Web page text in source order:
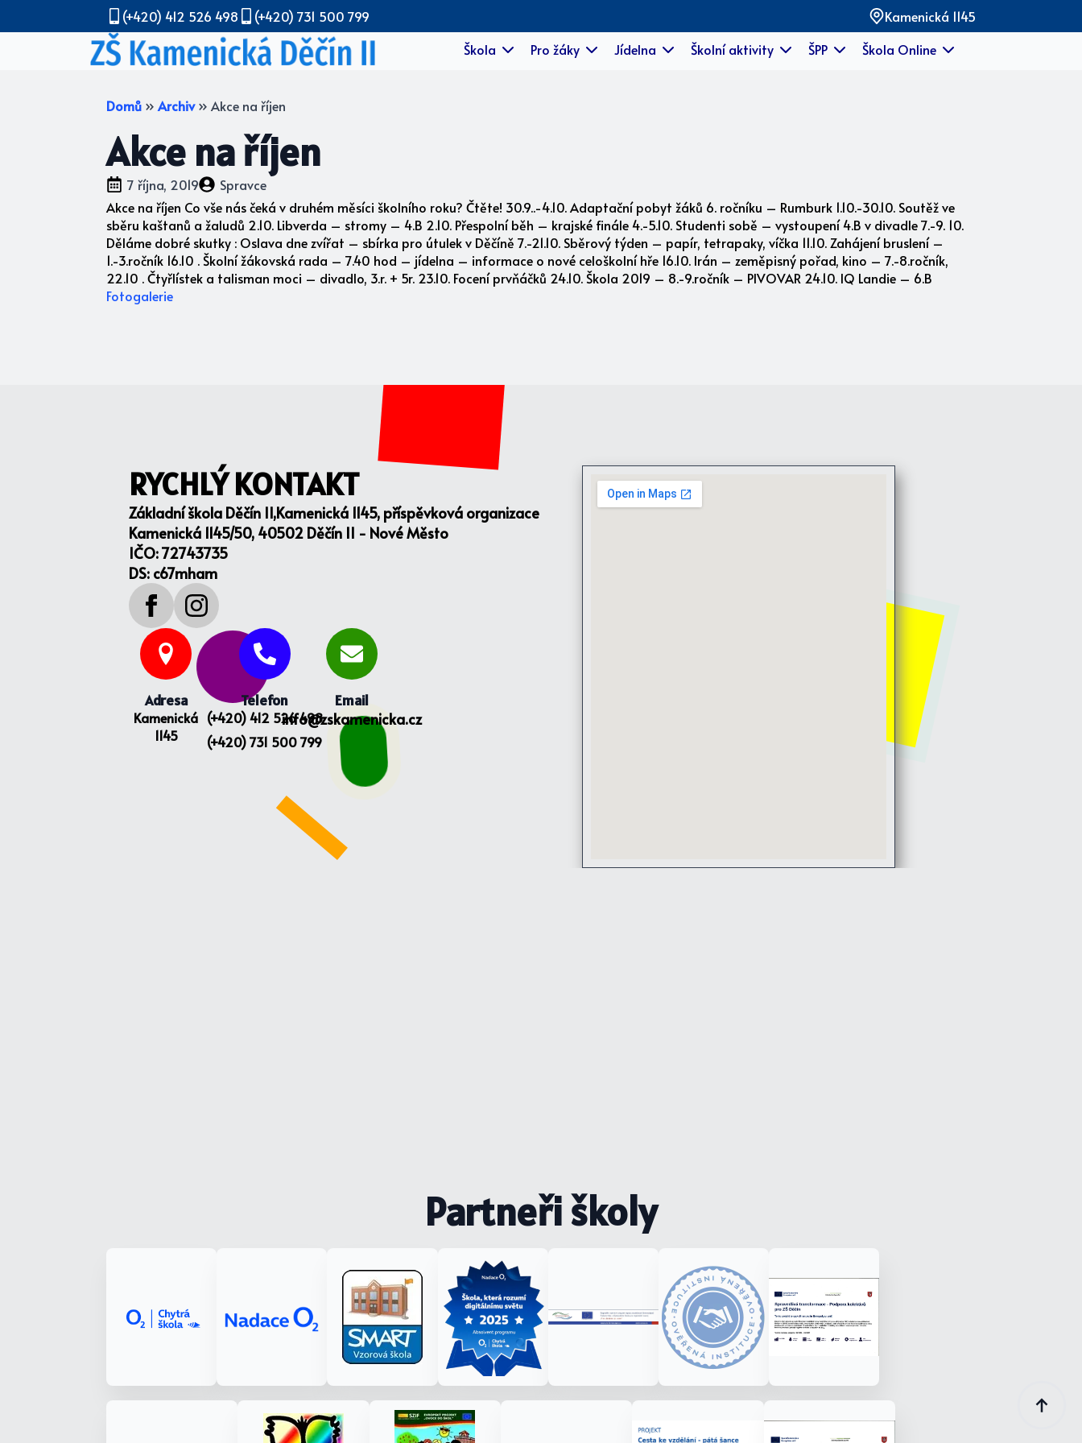
(+420) 412 526 498 (+420) 731 500 799
Kamenická 1145
Škola
Pro žáky Jídelna Školní aktivity ŠPP Škola Online
Domů » Archiv » Akce na říjen
Akce na říjen
7 října, 2019
Spravce
Akce na říjen Co vše nás čeká v druhém měsíci školního roku? Čtěte! 30.9..-4.10. Adaptační pobyt žáků 6. ročníku – Rumburk 1.10.-30.10. Soutěž ve
sběru kaštanů a žaludů 2.10. Libverda – stromy – 4.B 2.10. Přespolní běh – krajské finále 4.-5.10. Studenti sobě – vystoupení 4.B v divadle 7.-9. 10.
Děláme dobré skutky : Oslava dne zvířat – sbírka pro útulek v Děčíně 7.-21.10. Sběrový týden – papír, tetrapaky, víčka 11.10. Zahájení bruslení –
1.-3.ročník 16.10 . Školní žákovská rada – 7.40 hod – jídelna – informace o nové celoškolní hře 16.10. Irán – zeměpisný pořad, kino – 7.-8.ročník,
22.10 . Čtyřlístek a talisman moci – divadlo, 3.r. + 5r. 23.10. Focení prvňáčků 24.10. Škola 2019 – 8.-9.ročník – PIVOVAR 24.10. IQ Landie – 6.B
Fotogalerie
RYCHLÝ KONTAKT
Základní škola Děčín II,Kamenická 1145, příspěvková organizace
Kamenická 1145/50, 40502 Děčín II - Nové Město
IČO: 72743735
DS: c67mham
Adresa
Kamenická
1145
Telefon
(+420) 412 526 498
(+420) 731 500 799
Email
info@zskamenicka.cz
Partneři školy